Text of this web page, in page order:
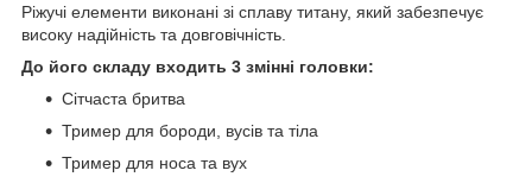
Ріжучі елементи виконані зі сплаву титану, який забезпечує
високу надійність та довговічність.
До його складу входить 3 змінні головки:
Сітчаста бритва
Тример для бороди, вусів та тіла
Тример для носа та вух